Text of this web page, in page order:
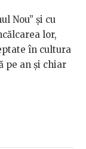
Nou” și cu
lor,
în cultura
pe an și chiar